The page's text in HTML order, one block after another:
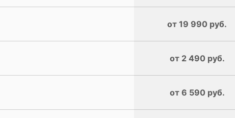
от 19 990 руб.
от 2 490 руб.
от 6 590 руб.